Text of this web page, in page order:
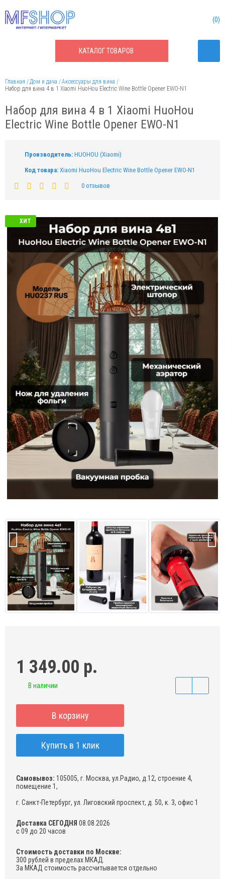
КАТАЛОГТОВАРОВ
0
Главная Дом и дача
Аксессуары для вина
Набор для вина 4 в 1 Xiaomi HuoHou Electric Wine Bottle Opener EWO-N1
Набор для вина 4 в 1 Xiaomi HuoHou
Electric Wine Bottle Opener EWO-N1
Производитель: HUOHOU (Xiaomi)
Код товара: Xiaomi HuoHou Electric Wine Bottle Opener EWO-N1
0 отзывов
ХИТ
1 349.00 р.
В наличии
В корзину
Купить в 1 клик
Самовывоз: 105005, г. Москва, ул.Радио, д.12, строение 4,
помещение 1,
г. Санкт-Петербург, ул. Лиговский проспект, д. 50, к. 3, офис 1
Доставка СЕГОДНЯ 08.08.2026
с 09 до 20 часов
Стоимость доставки по Москве:
300 рублей в пределах МКАД.
За МКАД стоимость рассчитывается отдельно